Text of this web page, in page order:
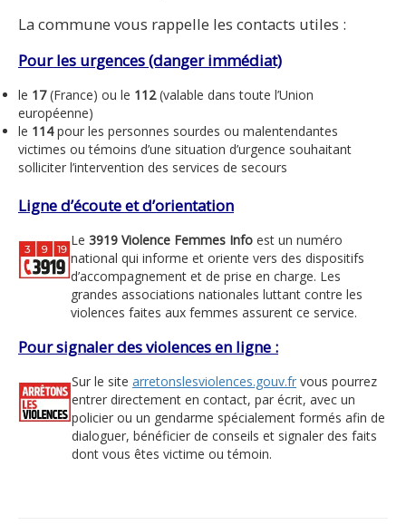
La commune vous rappelle les contacts utiles :
Pour les urgences (danger immédiat)
le 17(France) ou le 112(valable dans toute l’Union
européenne)
le 114pour les personnes sourdes ou malentendantes
victimes ou témoins d’une situation d’urgence souhaitant
solliciter l’intervention des services de secours
Ligne d’écoute et d’orientation
Le 3919 Violence Femmes Info est un numéro
national qui informe et oriente vers des dispositifs
d’accompagnement et de prise en charge. Les
grandes associations nationales luttant contre les
violences faites aux femmes assurent ce service.
Pour signaler des violences en ligne :
Sur le site arretonslesviolences.gouv.fr vous pourrez
entrer directement en contact, par écrit, avec un
policier ou un gendarme spécialement formés afin de
dialoguer, bénéficier de conseils et signaler des faits
dont vous êtes victime ou témoin.